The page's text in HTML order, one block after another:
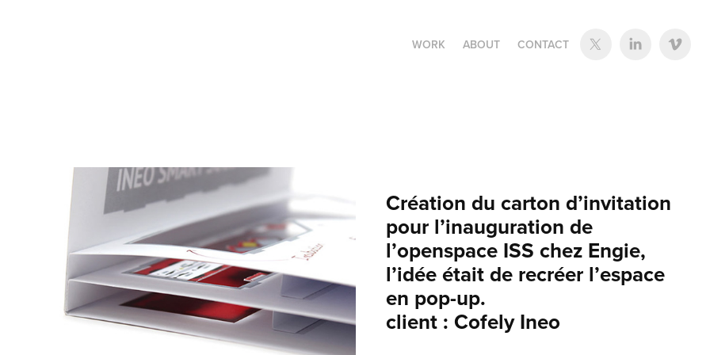
WORK ABOUT CONTACT
Création du carton d’invitation
pour l’inauguration de
l’openspace ISS chez Engie,
l’idée était de recréer l’espace
en pop-up.
client : Cofely Ineo